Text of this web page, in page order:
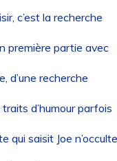
c’est la recherche
première partie avec
d’une recherche
d’humour parfois
qui saisit Joe n’occulte